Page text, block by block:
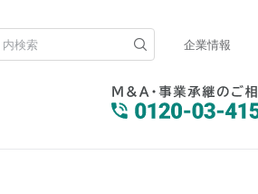
企業情報